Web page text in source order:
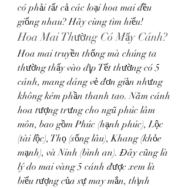
có phải tất cả các loại hoa mai đều
giống nhau? Hãy cùng tìm hiểu!
Hoa Mai Thường Có Mấy Cánh?
Hoa mai truyền thống mà chúng ta
thường thấy vào dịp Tết thường có 5
cánh, mang dáng vẻ đơn giản nhưng
không kém phần thanh tao. Năm cánh
hoa tượng trưng cho ngũ phúc lâm
môn, bao gồm Phúc (hạnh phúc), Lộc
(tài lộc), Thọ (sống lâu), Khang (khỏe
mạnh), và Ninh (bình an). Đây cũng là
lý do mai vàng 5 cánh được xem là
biểu tượng của sự may mắn, thịnh